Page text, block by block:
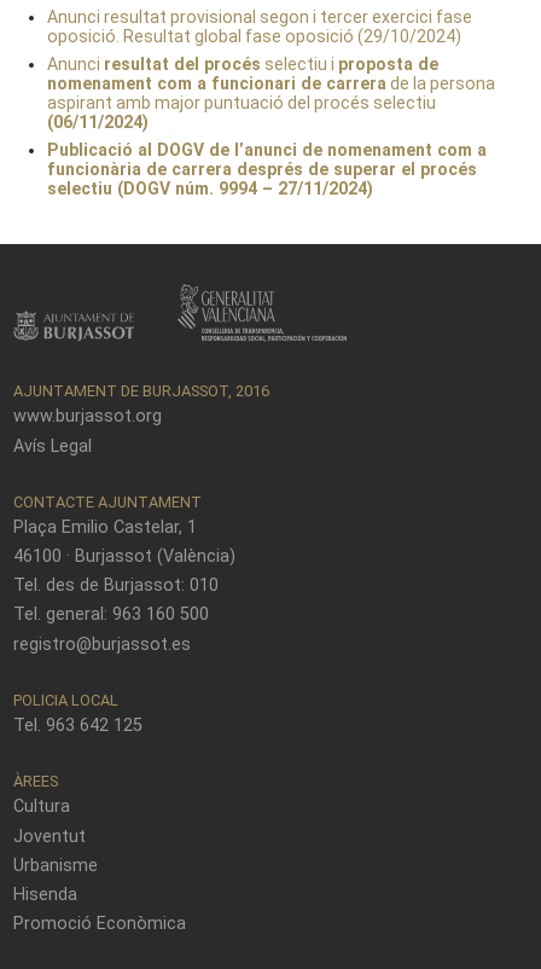
Anunci resultat provisional segon i tercer exercici fase
oposició. Resultat global fase oposició (29/10/2024)
Anunci resultat del procés selectiu i proposta de
nomenament com a funcionari de carrera de la persona
aspirant amb major puntuació del procés selectiu
(06/11/2024)
Publicació al DOGV de l’anunci de nomenament com a
funcionària de carrera després de superar el procés
selectiu (DOGV núm. 9994 – 27/11/2024)
AJUNTAMENT DE BURJASSOT, 2016
www.burjassot.org
Avís Legal
CONTACTE AJUNTAMENT
Plaça Emilio Castelar, 1
46100 · Burjassot (València)
Tel. des de Burjassot: 010
Tel. general: 963 160 500
registro@burjassot.es
POLICIA LOCAL
Tel. 963 642 125
ÀREES
Cultura
Joventut
Urbanisme
Hisenda
Promoció Econòmica